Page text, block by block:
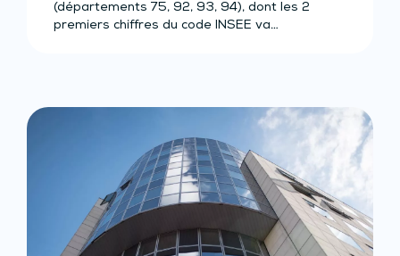
(départements 75, 92, 93, 94), dont les 2
premiers chiffres du code INSEE va…